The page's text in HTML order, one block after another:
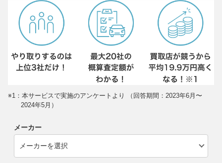
※1：本サービスで実施のアンケートより （回答期間：2023年6月〜
2024年5月）
メーカー